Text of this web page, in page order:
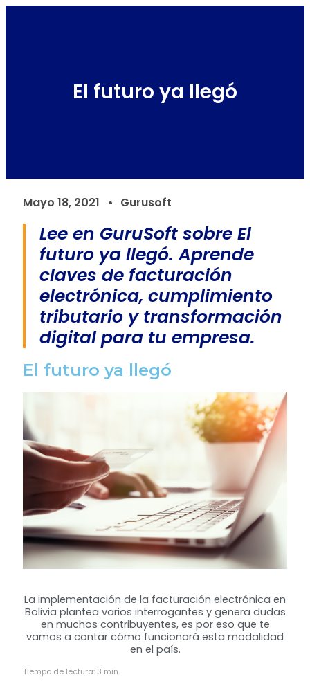
El futuro ya llegó
Mayo 18, 2021 Gurusoft
Lee en GuruSoft sobre El
futuro ya llegó. Aprende
claves de facturación
electrónica, cumplimiento
tributario y transformación
digital para tu empresa.
El futuro ya llegó
La implementación de la facturación electrónica en
Bolivia plantea varios interrogantes y genera dudas
en muchos contribuyentes, es por eso que te
vamos a contar cómo funcionará esta modalidad
en el país.
Tiempo de lectura: 3 min.